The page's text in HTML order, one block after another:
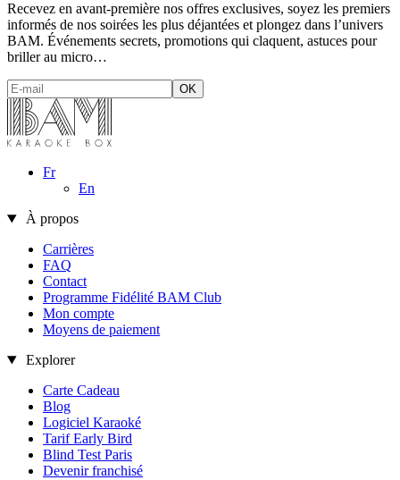
Recevez en avant-première nos offres exclusives, soyez les premiers
informés de nos soirées les plus déjantées et plongez dans l’univers
BAM. Événements secrets, promotions qui claquent, astuces pour
briller au micro…
Fr
En
À propos
Carrières
FAQ
Contact
Programme Fidélité BAM Club
Mon compte
Moyens de paiement
Explorer
Carte Cadeau
Blog
Logiciel Karaoké
Tarif Early Bird
Blind Test Paris
Devenir franchisé